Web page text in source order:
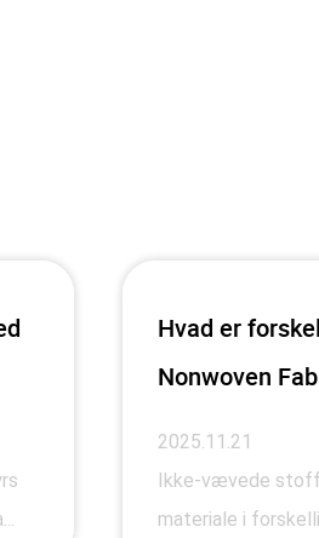
Hvad er
Nonwoven
2025.11.21
Ikke-vævede
materiale i